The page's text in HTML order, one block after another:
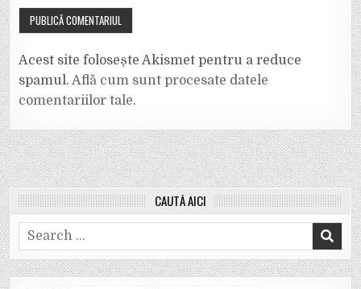
Acest site folosește Akismet pentru a reduce
spamul.Află cum sunt procesate datele
comentariilor tale.
CAUTĂ AICI
Search
for: